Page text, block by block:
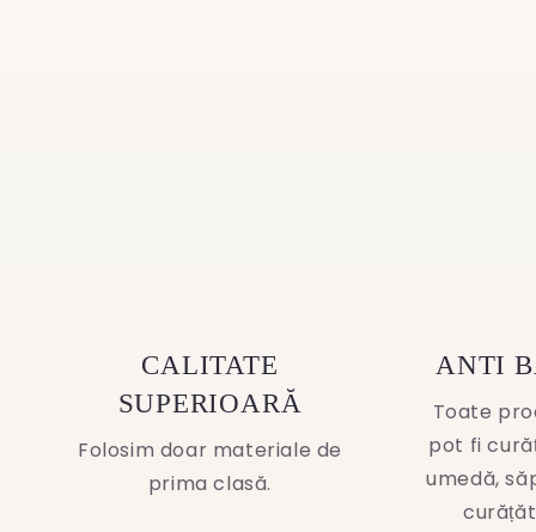
CALITATE
SUPERIOARĂ
Folosim doar materiale de
prima clasă.
ANTI
Toate
pot fi
umedă,